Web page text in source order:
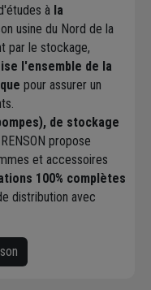
à la
usine du Nord de la
par le stockage,
l'ensemble de la
pour assurer un
de stockage
propose
et accessoires
100% complètes
distribution avec